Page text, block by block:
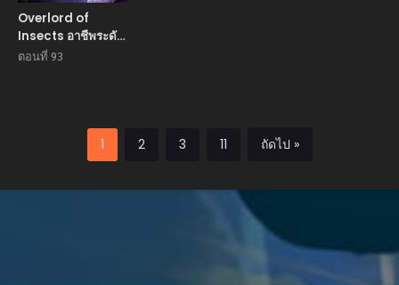
Overlord of
Insects อาชีพระดับ
เทพ เจ้าแห่งแมลงภัย
ตอนที่ 93
1 2 3 11 ถัดไป »